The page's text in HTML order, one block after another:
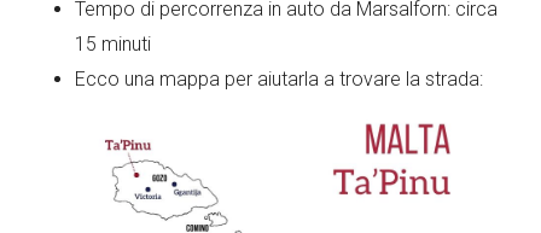
Tempo di percorrenza in auto da Marsalforn: circa
15 minuti
Ecco una mappa per aiutarla a trovare la strada: